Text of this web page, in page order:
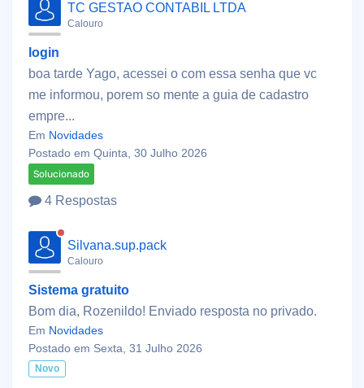
TC GESTAO CONTABIL LTDA
Calouro
login
boa tarde Yago, acessei o com essa senha que vc
me informou, porem so mente a guia de cadastro
empre...
Em Novidades
Postado em Quinta, 30 Julho 2026
Solucionado
4 Respostas
Silvana.sup.pack
Calouro
Sistema gratuito
Bom dia, Rozenildo! Enviado resposta no privado.
Em Novidades
Postado em Sexta, 31 Julho 2026
Novo